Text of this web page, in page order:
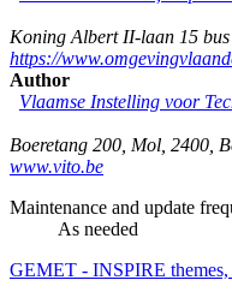
Koning Albert II-laan 15
https://
Author
Vlaamse Instelling voor
Boeretang 200 Mol 2400
www.vito.be
Maintenance and update
As needed
GEMET - INSPIRE themes,